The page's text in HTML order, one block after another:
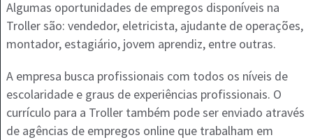
Algumas oportunidades de empregos disponíveis na
Troller são: vendedor, eletricista, ajudante de operações,
montador, estagiário, jovem aprendiz, entre outras.
A empresa busca profissionais com todos os níveis de
escolaridade e graus de experiências profissionais. O
currículo para a Troller também pode ser enviado através
de agências de empregos online que trabalham em